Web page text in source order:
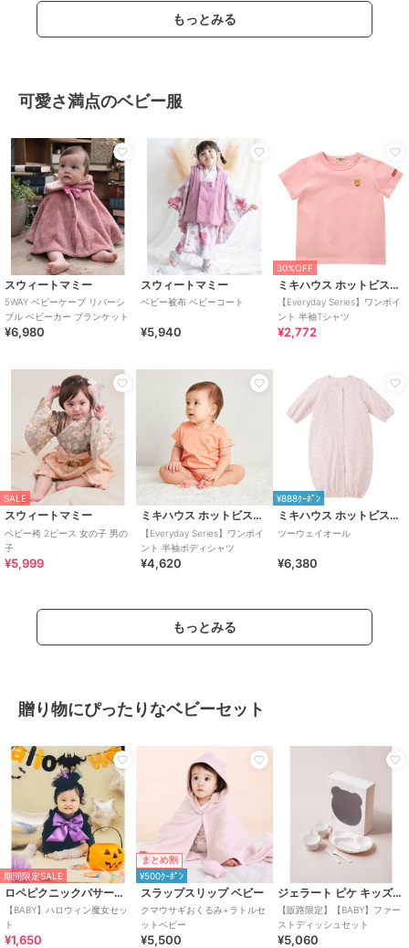
もっとみる
可愛さ満点のベビー服
スウィートマミー
5WAY ベビーケープ リバーシ
ブル ベビーカー ブランケット
¥6,980
スウィートマミー
ベビー被布 ベビーコート
¥5,940
30%OFF
ミキハウス ホットビスケッツ
【Everyday Series】ワンポイ
ント 半袖Tシャツ
¥2,772
SALE
スウィートマミー
ベビー袴 2ピース 女の子 男の
子
¥5,999
ミキハウス ホットビスケッツ
【Everyday Series】ワンポイ
ント 半袖ボディシャツ
¥4,620
¥888ｸｰﾎﾟﾝ
ミキハウス ホットビスケッツ
ツーウェイオール
¥6,380
もっとみる
贈り物にぴったりなベビーセット
期間限定SALE
ロペピクニックパサージュ
【BABY】ハロウィン魔女セッ
ト
¥1,650
まとめ割
¥500ｸｰﾎﾟﾝ
スラップスリップ ベビー
クマウサギおくるみ+ラトルセ
ットベビー
¥5,500
ジェラート ピケ キッズ＆ベビー
【販路限定】【BABY】ファー
ストディッシュセット
¥5,060